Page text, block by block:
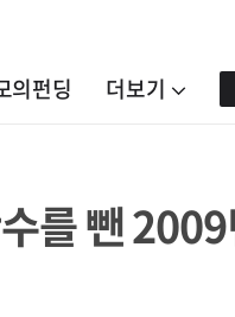
의펀딩 더보기
를 뺀